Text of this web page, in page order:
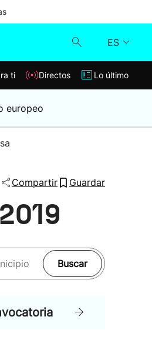
ES
Klisk
Lo último
ti Directos Lo último
europeo
Compartir Guardar
Buscar